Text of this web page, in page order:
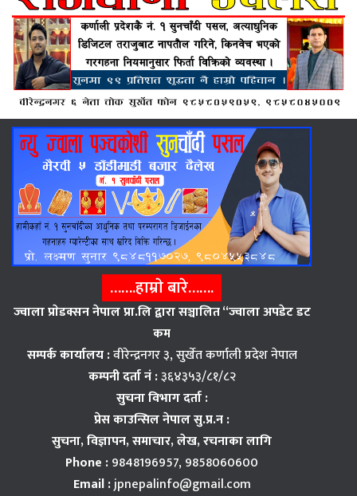
…….हाम्राे बारे…….
ज्वाला प्राेडक्सन नेपाल प्रा.लि द्वारा सञ्चालित “ज्वाला अपडेट डट
कम
सम्पर्क कार्यालय :वीरेन्द्रनगर ३, सुर्खेत कर्णाली प्रदेश नेपाल
कम्पनी दर्ता नं :३६४३५३/८१/८२
सुचना विभाग दर्ता :
प्रेस काउन्सिल नेपाल सु.प्र.न :
सुचना, विज्ञापन,समाचार, लेख, रचनाका लागि
Phone :9848196957, 9858060600
Email :jpnepalinfo@gmail.com